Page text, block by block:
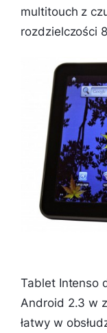
multitouch z
rozdzielczości
Tablet Intenso
Android 2.3 w
łatwy w